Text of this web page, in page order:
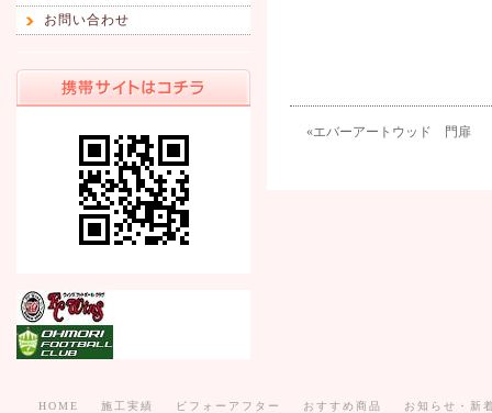
«エバーアートウッド 門扉
お問い合わせ
HOME 施工実績 ビフォーアフター おすすめ商品
お知らせ・新